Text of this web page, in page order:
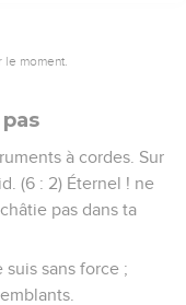
moment.
à cordes. Sur
(6 : 2) Éternel ! ne
pas dans ta
sans force ;